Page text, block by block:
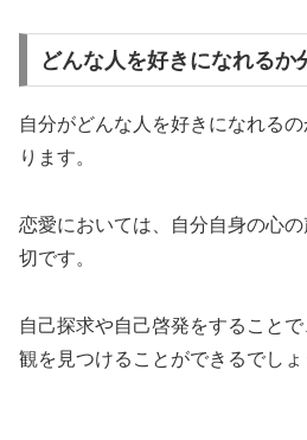
どんな人を好きになれるか
自分がどんな人を好きになれる
ります。
恋愛においては、
自分自身の心
切です。
自己探求や自己啓発をすることで
観を見つけることができるでしょ